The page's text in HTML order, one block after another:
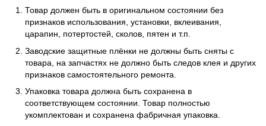
Товар должен быть в оригинальном состоянии без
признаков использования, установки, вклеивания,
царапин, потертостей, сколов, пятен и т.п.
Заводские защитные плёнки не должны быть сняты с
товара, на запчастях не должно быть следов клея и других
признаков самостоятельного ремонта.
Упаковка товара должна быть сохранена в
соответствующем состоянии. Товар полностью
укомплектован и сохранена фабричная упаковка.